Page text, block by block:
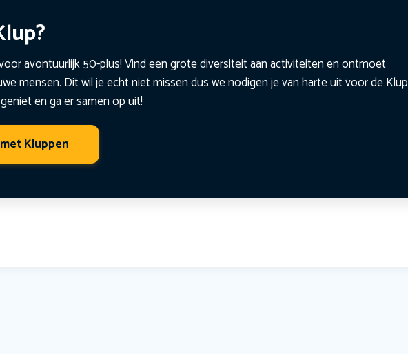
avontuurlijk 50-plus! Vind een grote diversiteit aan activiteiten en ontmoet
mensen. Dit wil je echt niet missen dus we nodigen je van harte uit voor de Klup
en ga er samen op uit!
Kluppen